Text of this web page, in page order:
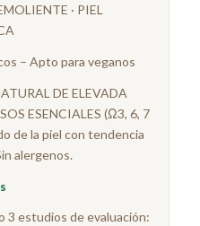
· PIEL
– Apto para veganos
DE ELEVADA
ESENCIALES (Ω3, 6, 7
de la piel con tendencia
alergenos.
3 estudios de evaluación: